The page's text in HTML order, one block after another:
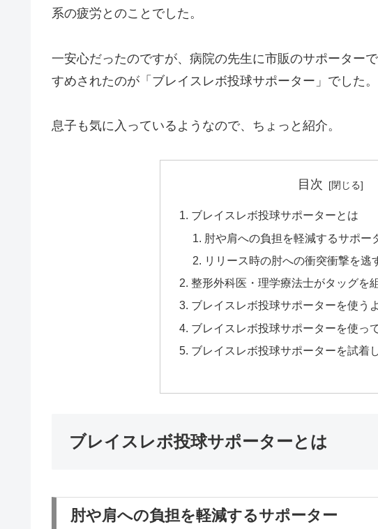
系の疲労とのことでした。
一安心だったのですが、病院の先生に市販のサポーター
すめされたのが「ブレイスレボ投球サポーター」でした。
息子も気に入っているようなので、ちょっと紹介。
目次
ブレイスレボ投球サポーターとは
肘や肩への負担を軽減するサポー
リリース時の肘への衝突衝撃を逃
整形外科医・理学療法士がタッグを
ブレイスレボ投球サポーターを使う
ブレイスレボ投球サポーターを使っ
ブレイスレボ投球サポーターを試着
ブレイスレボ投球サポーターとは
肘や肩への負担を軽減するサポーター